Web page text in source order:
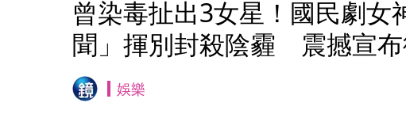
曾染毒扯出3女星！國民劇女
聞」揮別封殺陰霾 震撼宣
娛樂